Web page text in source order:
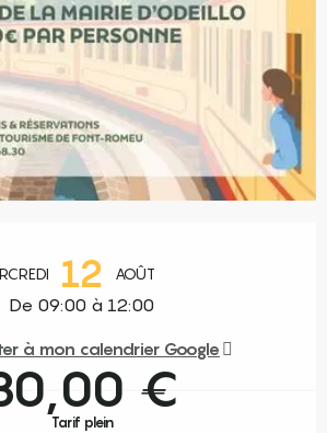
12 AOÛT
De 09:00 à 12:00
à mon calendrier Google
€
Tarif plein